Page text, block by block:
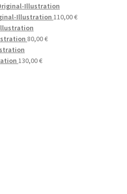
Illustration 110,00€
80,00€
130,00€